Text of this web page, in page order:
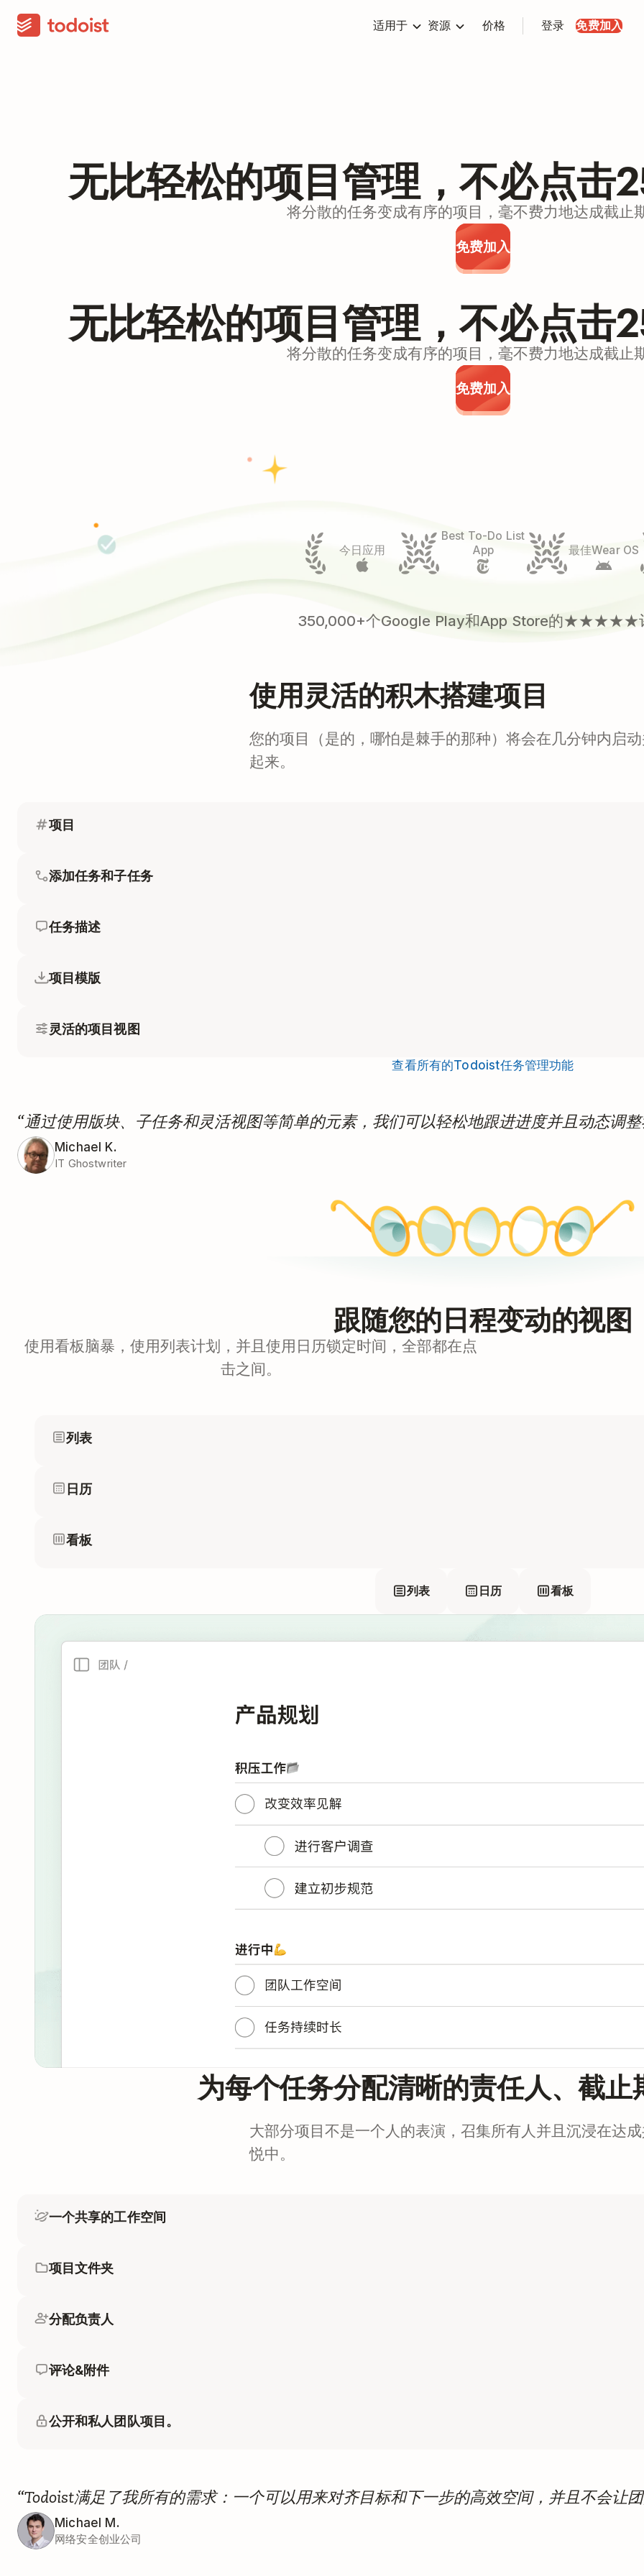
适用于 资源 价格 登录 免费加入
无比轻松的项目管理，不必点击
将分散的任务变成有序的项目，毫不费力地达成截止
免费加入
无比轻松的项目管理，不必点击
将分散的任务变成有序的项目，毫不费力地达成截止
免费加入
今日应用
Best To-Do List
App
最佳Wear OS
350,000+个Google Play和App Store的★★★★★
使用灵活的积木搭建项目
您的项目（是的，哪怕是棘手的那种）将会在几分钟内启
起来。
项目
添加任务和子任务
任务描述
项目模版
灵活的项目视图
查看所有的Todoist任务管理功能
“通过使用版块、子任务和灵活视图等简单的元素，我们可以轻松地跟进进度并且动态调
Michael K.
IT Ghostwriter
跟随您的日程变动的视图
使用看板脑暴，使用列表计划，并且使用日历锁定时间，全部都在点
击之间。
列表
日历
看板
列表 日历 看板
为每个任务分配清晰的责任人、截止
大部分项目不是一个人的表演，召集所有人并且沉浸在达
悦中。
一个共享的工作空间
项目文件夹
分配负责人
评论&附件
公开和私人团队项目。
“Todoist满足了我所有的需求：一个可以用来对齐目标和下一步的高效空间，并且不会让
Michael M.
网络安全创业公司